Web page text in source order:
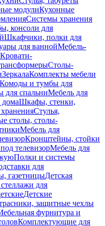
модулиКухонные
Системы хранения
консоли для
Шкафчики, полки для
для ваннойМебель-
Кровати-
Столы-
ЗеркалаКомплекты мебели
Комоды и тумбы для
спальниМебель для
домаШкафы, стенки,
Стулья,
столы, столы-
Мебель для
Кронштейны, стойки
телевизорМебель для
Полки и системы
для
газетницыДетская
для
Детские
защитные чехлы
фурнитура и
Комплектующие для